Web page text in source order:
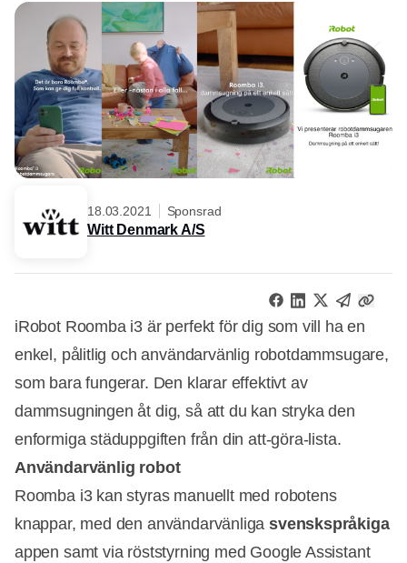
18.03.2021 Sponsrad
Witt Denmark A/S
iRobot Roomba i3 är perfekt för dig som vill ha en
enkel, pålitlig och användarvänlig robotdammsugare,
som bara fungerar. Den klarar effektivt av
dammsugningen åt dig, så att du kan stryka den
enformiga städuppgiften från din att-göra-lista.
Användarvänlig robot
Roomba i3 kan styras manuellt med robotens
knappar, med den användarvänligasvenskspråkiga
appen samt via röststyrning med Google Assistant